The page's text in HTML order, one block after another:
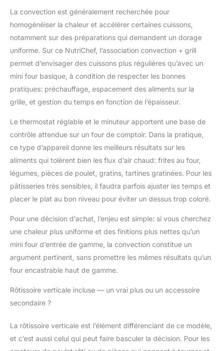
GRANDE CAPACITÉ,
DESIGN COMPACT –
Avec une capacité de
plus de 24 quarts, ce
grandes repas s'adapte
parfaitement à
n'importe quel
comptoir. Idéal pour les
appartements ou
camping-cars, il allie
fonctionnalité et design
gain de place. FOUR À
CONVECTION FACILE
À NETTOYER – Avec
une vitre résistante à la
résistantes aux taches
et une fonction d'arrêt
automatique, ce four à
rôtir assure un confort
sans entretien. Passez
moins de temps à
repas parfaitement
La convection est généralement recherchée pour
homogénéiser la chaleur et accélérer certaines cuissons,
notamment sur des préparations qui demandent un dorage
uniforme. Sur ce NutriChef, l’association convection + grill
permet d’envisager des cuissons plus régulières qu’avec un
mini four basique, à condition de respecter les bonnes
pratiques: préchauffage, espacement des aliments sur la
grille, et gestion du temps en fonction de l’épaisseur.
Le thermostat réglable et le minuteur apportent une base de
contrôle attendue sur un four de comptoir. Dans la pratique,
ce type d’appareil donne les meilleurs résultats sur les
aliments qui tolèrent bien les flux d’air chaud: frites au four,
légumes, pièces de poulet, gratins, tartines gratinées. Pour les
pâtisseries très sensibles, il faudra parfois ajuster les temps et
placer le plat au bon niveau pour éviter un dessus trop coloré.
Pour une décision d’achat, l’enjeu est simple: si vous cherchez
une chaleur plus uniforme et des finitions plus nettes qu’un
mini four d’entrée de gamme, la convection constitue un
argument pertinent, sans promettre les mêmes résultats qu’un
four encastrable haut de gamme.
Rôtissoire verticale incluse — un vrai plus ou un accessoire
secondaire ?
La rôtissoire verticale est l’élément différenciant de ce modèle,
et c’est aussi celui qui peut faire basculer la décision. Pour les